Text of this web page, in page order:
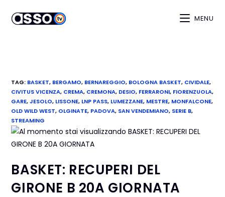
MENU
TAG: BASKET, BERGAMO, BERNAREGGIO, BOLOGNA BASKET, CIVIDALE,
CIVITUS VICENZA, CREMA, CREMONA, DESIO, FERRARONI, FIORENZUOLA,
GARE, JESOLO, LISSONE, LNP PASS, LUMEZZANE, MESTRE, MONFALCONE,
OLD WILD WEST, OLGINATE, PADOVA, SAN VENDEMIANO, SERIE B,
STREAMING
BASKET: RECUPERI DEL
GIRONE B 20A GIORNATA